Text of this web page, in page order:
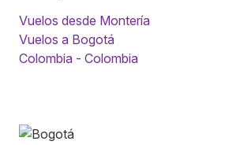
Vuelos desde Montería
Vuelos a Bogotá
Colombia - Colombia